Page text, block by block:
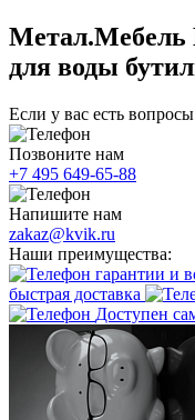
Метал.Мебель
для воды
Если у вас есть
Позвоните нам
+7 495 649-65-88
Напишите нам
zakaz@kvik.ru
Наши преимущества:
гарантии и
быстрая доставка
Доступен